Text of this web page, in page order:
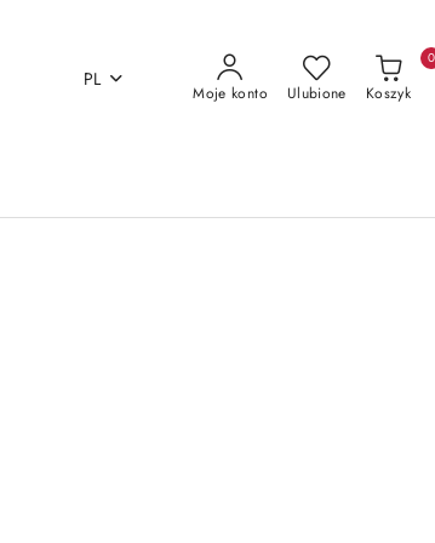
PL
Moje konto Ulubione Koszyk
0